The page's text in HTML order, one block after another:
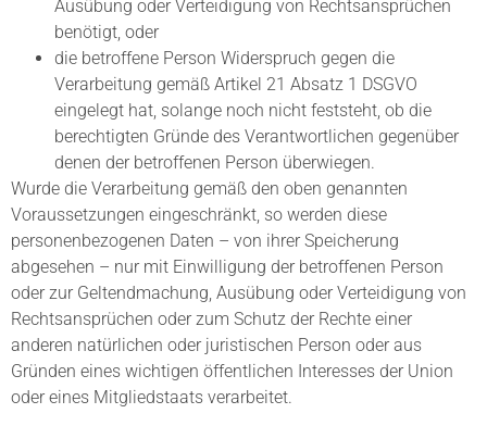
Ausübung oder Verteidigung von Rechtsansprüchen
benötigt, oder
die betroffene Person Widerspruch gegen die
Verarbeitung gemäß Artikel 21 Absatz 1 DSGVO
eingelegt hat, solange noch nicht feststeht, ob die
berechtigten Gründe des Verantwortlichen gegenüber
denen der betroffenen Person überwiegen.
Wurde die Verarbeitung gemäß den oben genannten
Voraussetzungen eingeschränkt, so werden diese
personenbezogenen Daten – von ihrer Speicherung
abgesehen – nur mit Einwilligung der betroffenen Person
oder zur Geltendmachung, Ausübung oder Verteidigung von
Rechtsansprüchen oder zum Schutz der Rechte einer
anderen natürlichen oder juristischen Person oder aus
Gründen eines wichtigen öffentlichen Interesses der Union
oder eines Mitgliedstaats verarbeitet.